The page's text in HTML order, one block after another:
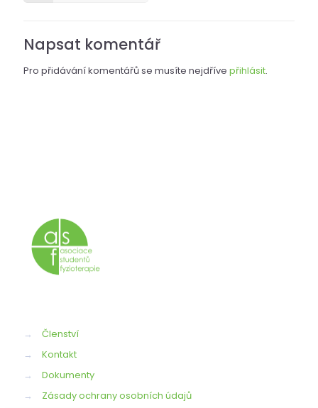
Napsat komentář
Pro přidávání komentářů se musíte nejdříve přihlásit.
→
Členství
→
Kontakt
→
Dokumenty
→
Zásady ochrany osobních údajů